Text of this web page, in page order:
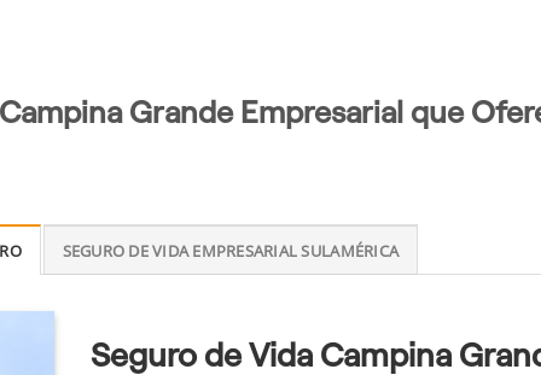
Grande Empresarial que
SEGURO DE VIDA EMPRESARIAL SULAMÉRICA
Seguro de Vida Campina